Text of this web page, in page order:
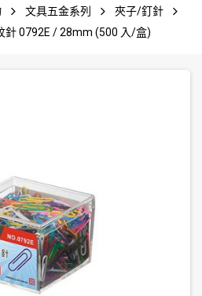
文具五金系列
夾子/釘針
針 0792E / 28mm (500 入/盒)